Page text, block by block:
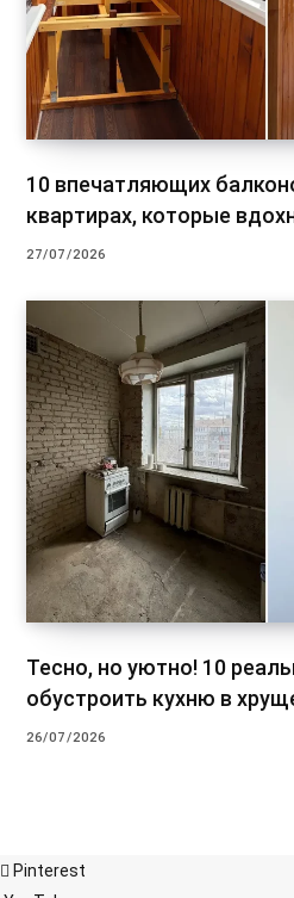
10 впечатляющих
квартирах, которые
27/07/2026
Тесно, но уютно! 10
обустроить кухню в
26/07/2026
Pinterest